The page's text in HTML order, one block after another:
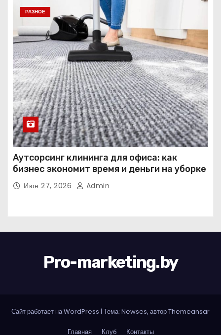
РАЗНОЕ
Аутсорсинг клининга для офиса: как
бизнес экономит время и деньги на уборке
Июн 27, 2026 Admin
Pro-marketing.by
Сайт работает на WordPress | Тема: Newses, авторThemeansar
Главная Клуб Контакты